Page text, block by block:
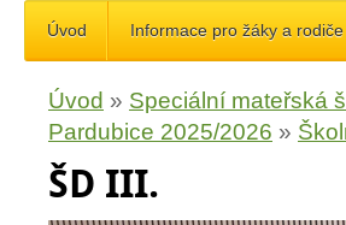
Úvod Informace pro žáky a rodiče
Úvod » Speciální mateřská
Pardubice 2025/2026 »
ŠD III.